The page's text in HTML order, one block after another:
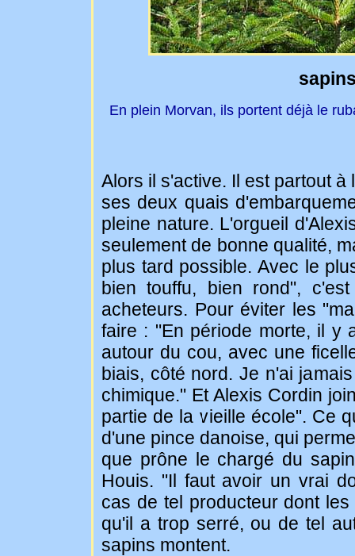
En plein Morvan, ils portent déjà le
Alors il s'active. Il est partout
ses deux quais
pleine nature. L'orgueil
seulement de bonne qualité,
plus tard possible. Avec le
bien touffu, bien rond",
acheteurs. Pour éviter les
faire : "En période morte, il y
autour du cou, avec une
biais, côté nord. Je n'ai
chimique." Et Alexis Cordin
partie de la vieille école". Ce
d'une pince danoise, qui
que prône le chargé du
Houis. "Il faut avoir un vrai
cas de tel producteur dont
qu'il a trop serré, ou de tel
sapins montent.